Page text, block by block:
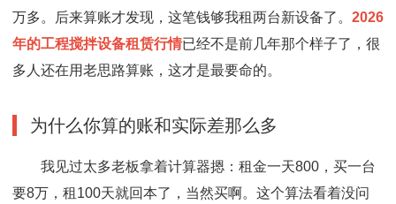
万多。后来算账才发现，这笔钱够我租两台新设备了。 2026
年的工程搅拌设备租赁行情已经不是前几年那个样子了，很
多人还在用老思路算账，这才是最要命的。
为什么你算的账和实际差那么多
我见过太多老板拿着计算器摁：租金一天800，买一台
要8万，租100天就回本了，当然买啊。这个算法看着没问